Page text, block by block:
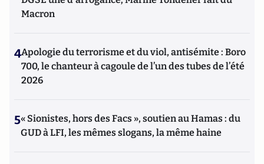
Macron
4Apologie du terrorisme et du viol, antisémite : Boro
700, le chanteur à cagoule de l’un des tubes de l’été
2026
5« Sionistes, hors des Facs », soutien au Hamas : du
GUD à LFI, les mêmes slogans, la même haine